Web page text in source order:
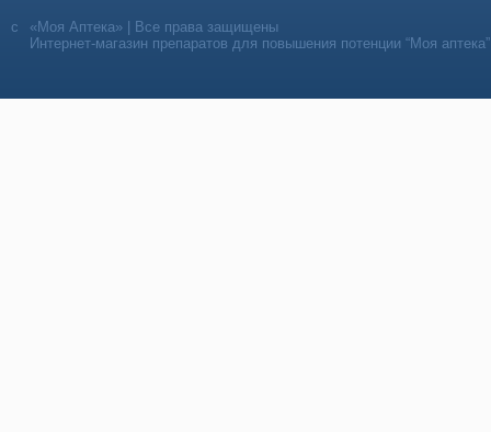
«Моя Аптека» | Все права защищены
Интернет-магазин препаратов для повышения потенции “Моя